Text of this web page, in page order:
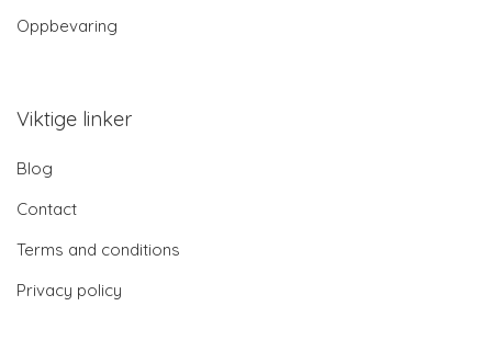
Oppbevaring
Viktige linker
Blog
Contact
Terms and conditions
Privacy policy